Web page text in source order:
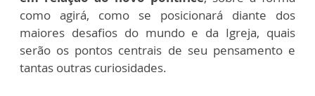
como agirá, como se posicionará diante dos
maiores desafios do mundo e da Igreja, quais
serão os pontos centrais de seu pensamento e
tantas outras curiosidades.